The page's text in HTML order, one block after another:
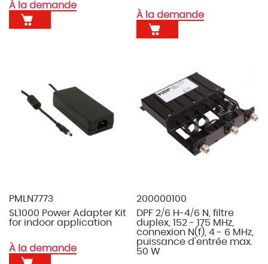
À la demande
À la demande
PMLN7773
SL1000 Power Adapter Kit
for indoor application
À la demande
200000100
DPF 2/6 H-4/6 N, filtre
duplex, 152 - 175 MHz,
connexion N(f), 4 - 6 MHz,
puissance d'entrée max.
50 W